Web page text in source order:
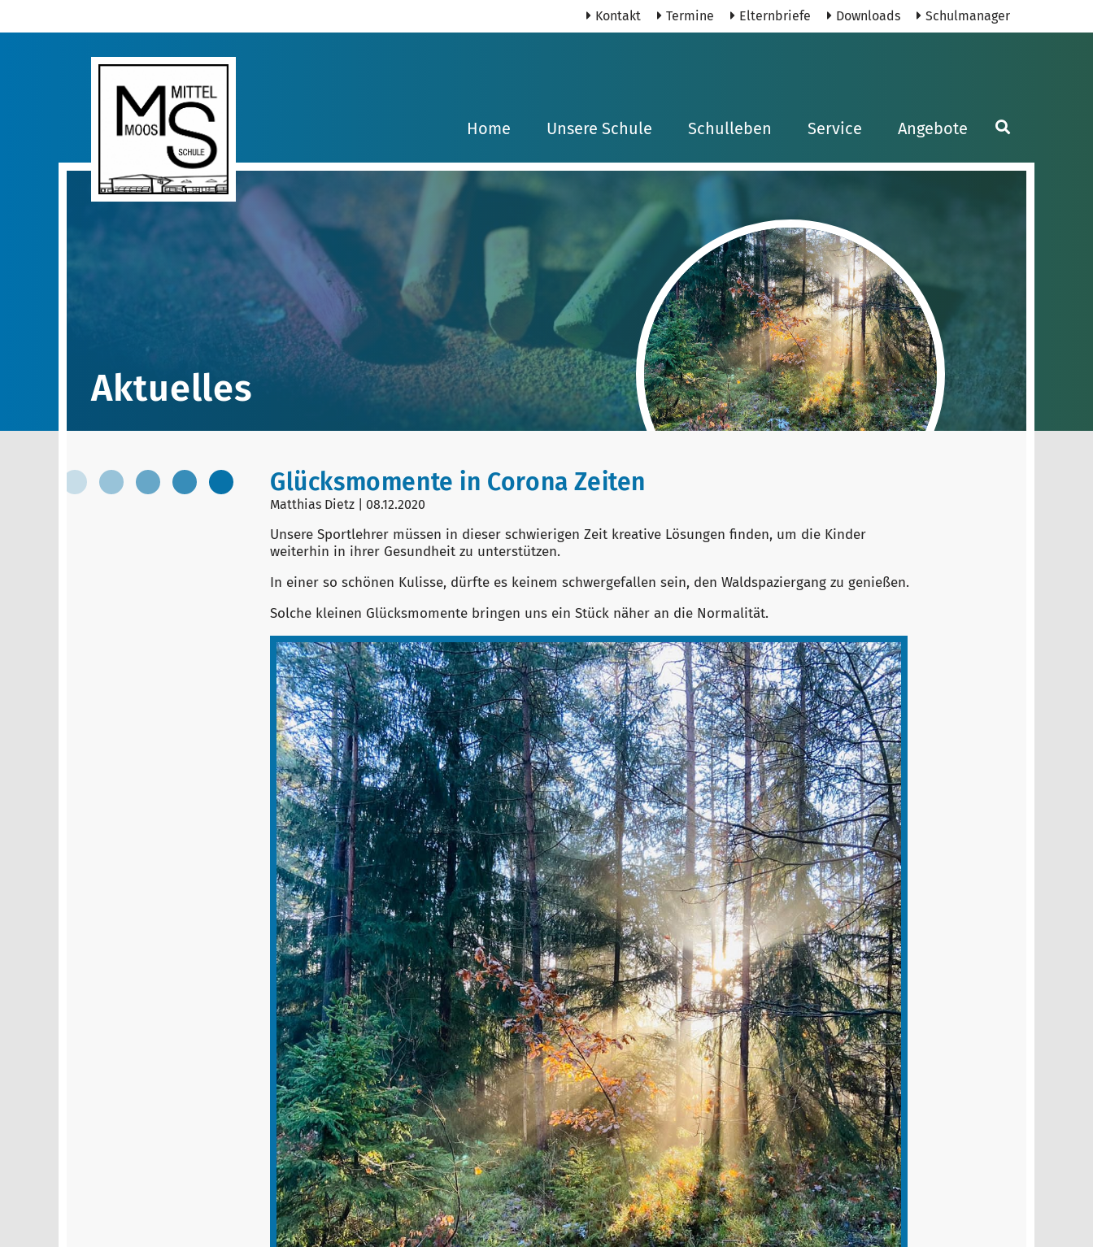
Kontakt Termine Elternbriefe Downloads Schulmanager
Home Unsere Schule Schulleben Service Angebote
Aktuelles
Glücksmomente in Corona Zeiten
Matthias Dietz | 08.12.2020
Unsere Sportlehrer müssen in dieser schwierigen Zeit kreative Lösungen finden, um die Kinder
weiterhin in ihrer Gesundheit zu unterstützen.
In einer so schönen Kulisse, dürfte es keinem schwergefallen sein, den Waldspaziergang zu genießen.
Solche kleinen Glücksmomente bringen uns ein Stück näher an die Normalität.